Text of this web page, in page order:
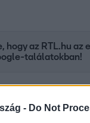
- Do Not
hogy az RTL.hu az
találatokban!